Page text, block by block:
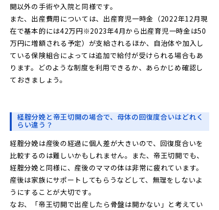
開以外の手術や入院と同様です。
また、出産費用については、出産育児一時金（2022年12月現
在で基本的には42万円※2023年4月から出産育児一時金は50
万円に増額される予定）が支給されるほか、自治体や加入し
ている保険組合によっては追加で給付が受けられる場合もあ
ります。どのような制度を利用できるか、あらかじめ確認し
ておきましょう。
経腟分娩と帝王切開の場合で、母体の回復度合いはどれく
らい違う？
経腟分娩は産後の経過に個人差が大きいので、回復度合いを
比較するのは難しいかもしれません。また、帝王切開でも、
経腟分娩と同様に、産後のママの体は非常に疲れています。
産後は家族にサポートしてもらうなどして、無理をしないよ
うにすることが大切です。
なお、「帝王切開で出産したら骨盤は開かない」と考えてい